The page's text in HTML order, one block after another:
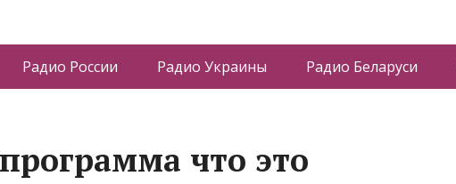
Радио России Радио Украины Радио Беларуси
что это